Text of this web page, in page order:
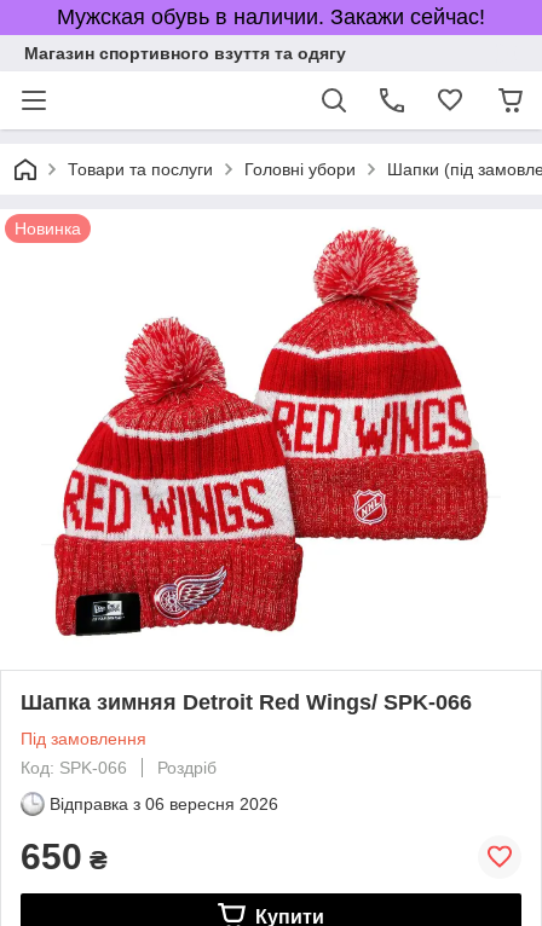
Мужская обувь в наличии. Закажи сейчас!
Магазин спортивного взуття та одягу
Товари та послуги Головні убори Шапки (під
Новинка
Шапка зимняя Detroit Red Wings/ SPK-066
Під замовлення
Код: SPK-066
Роздріб
Відправка з 06 вересня 2026
650 ₴
Купити